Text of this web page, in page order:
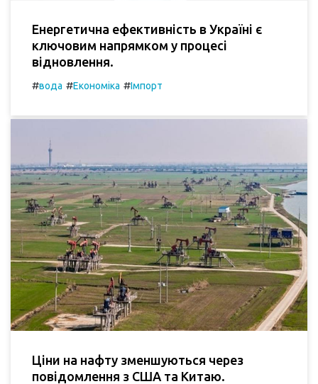
Енергетична ефективність в Україні є
ключовим напрямком у процесі
відновлення.
#вода #Економіка #Імпорт
Ціни на нафту зменшуються через
повідомлення з США та Китаю.